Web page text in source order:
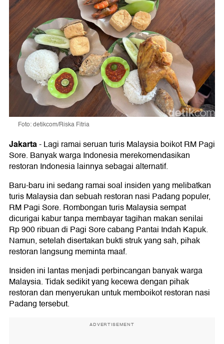
Foto: detikcom/Riska Fitria
Jakarta-Lagi ramai seruan turis Malaysia boikot RM Pagi
Sore. Banyak warga Indonesia merekomendasikan
restoran Indonesia lainnya sebagai alternatif.
Baru-baru ini sedang ramai soal insiden yang melibatkan
turis Malaysia dan sebuah restoran nasi Padang populer,
RM Pagi Sore. Rombongan turis Malaysia sempat
dicurigai kabur tanpa membayar tagihan makan senilai
Rp 900 ribuan di Pagi Sore cabang Pantai Indah Kapuk.
Namun, setelah disertakan bukti struk yang sah, pihak
restoran langsung meminta maaf.
Insiden ini lantas menjadi perbincangan banyak warga
Malaysia. Tidak sedikit yang kecewa dengan pihak
restoran dan menyerukan untuk memboikot restoran nasi
Padang tersebut.
ADVERTISEMENT